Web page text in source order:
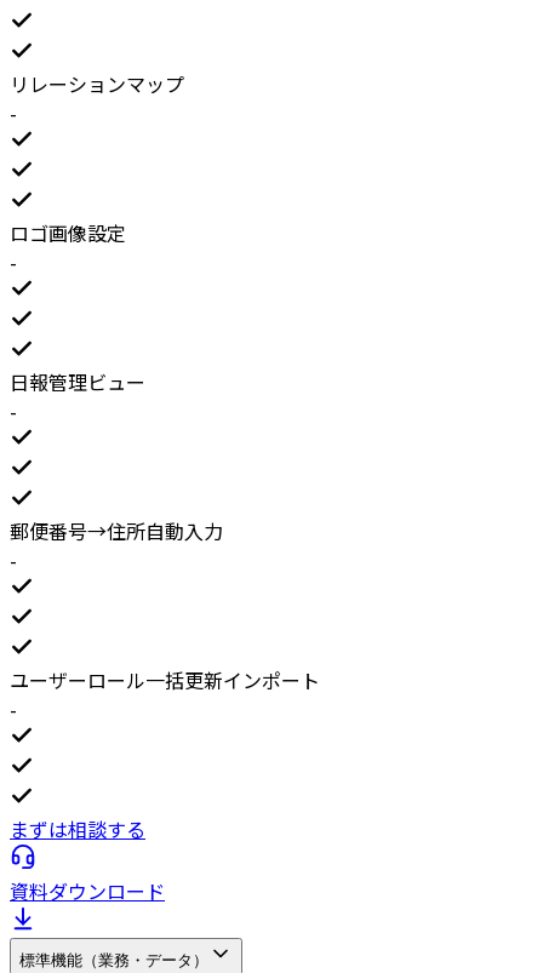
リレーションマップ
-
ロゴ画像設定
-
日報管理ビュー
-
郵便番号→住所自動入力
-
ユーザーロール一括更新インポート
-
まずは相談する
資料ダウンロード
標準機能（業務・データ）